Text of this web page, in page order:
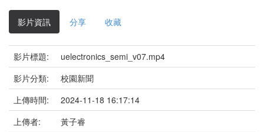
影片資訊 分享 收藏
影片標題:
uelectronics_semi_v07.mp4
影片分類:
校園新聞
上傳時間:
2024-11-18 16:17:14
上傳者:
黃子睿